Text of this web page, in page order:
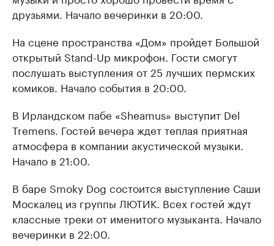
друзьями. Начало вечеринки в 20:00.
На сцене пространства «Дом» пройдет Большой
открытый Stand-Up микрофон. Гости смогут
послушать выступления от 25 лучших пермских
комиков. Начало события в 20:00.
В Ирландском пабе «Sheamus» выступит Del
Tremens. Гостей вечера ждет теплая приятная
атмосфера в компании акустической музыки.
Начало в 21:00.
В баре Smoky Dog состоится выступление Саши
Москалец из группы ЛЮТИК. Всех гостей ждут
классные треки от именитого музыканта. Начало
вечеринки в 22:00.